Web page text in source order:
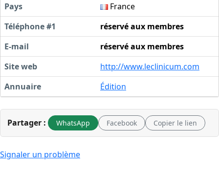
Pays
France
Téléphone #1
réservé aux membres
E-mail
réservé aux membres
Site web
http://www.leclinicum.com
Annuaire
Édition
Partager : WhatsApp Facebook Copier le lien
Signaler un problème